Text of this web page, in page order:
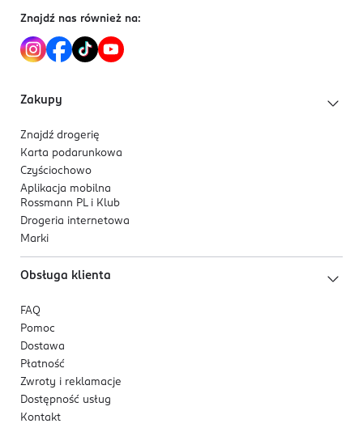
Znajdź nas również na:
Zakupy
Znajdź drogerię
Karta podarunkowa
Czyściochowo
Aplikacja mobilna
Rossmann PL i Klub
Drogeria internetowa
Marki
Obsługa klienta
FAQ
Pomoc
Dostawa
Płatność
Zwroty i reklamacje
Dostępność usług
Kontakt